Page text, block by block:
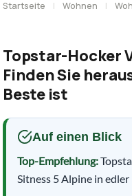
Startseite | Wohnen |
Topstar-Hocker
Finden Sie
Beste ist
Auf einen Blick
Top-Empfehlung:
Sitness 5 Alpine in